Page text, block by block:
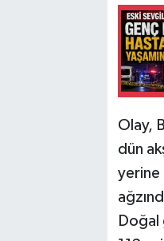
Olay,
dün
yerine
Doğal